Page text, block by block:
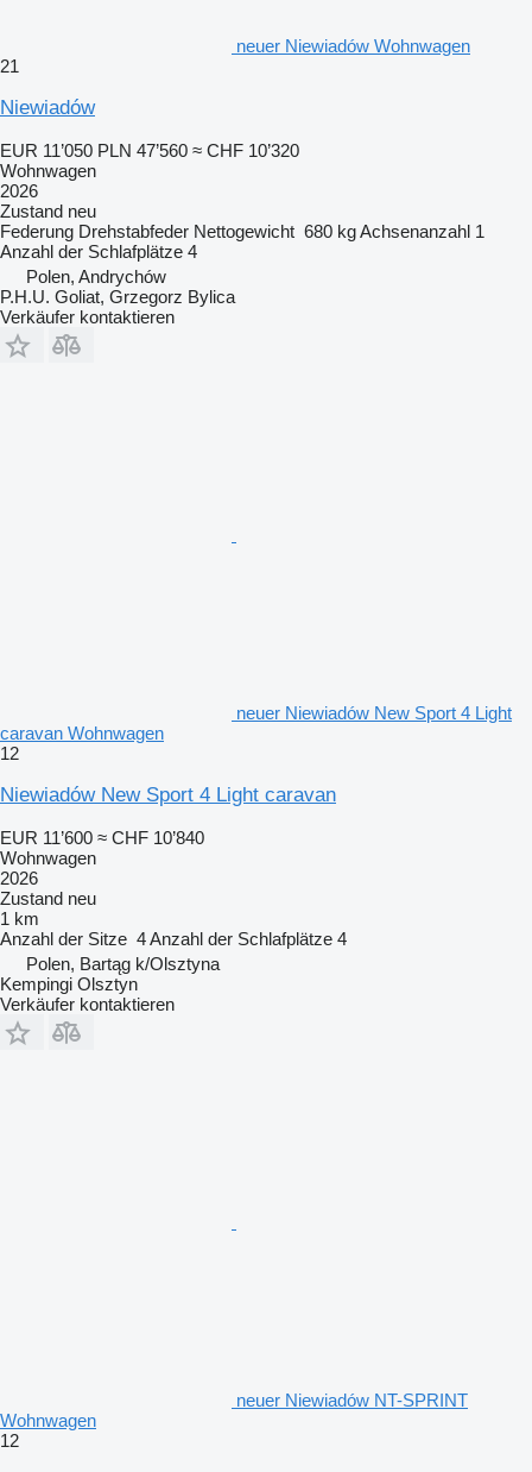
neuer Niewiadów Wohnwagen
21
Niewiadów
EUR 11’050 PLN 47’560 ≈ CHF 10’320
Wohnwagen
2026
Zustand neu
Federung Drehstabfeder Nettogewicht 680 kgAchsenanzahl 1
Anzahl der Schlafplätze 4
Polen, Andrychów
P.H.U. Goliat, Grzegorz Bylica
Verkäufer kontaktieren
neuer Niewiadów New Sport 4 Light
caravan Wohnwagen
12
Niewiadów New Sport 4 Light caravan
EUR 11’600 ≈ CHF 10’840
Wohnwagen
2026
Zustand neu
1 km
Anzahl der Sitze 4Anzahl der Schlafplätze 4
Polen, Bartąg k/Olsztyna
Kempingi Olsztyn
Verkäufer kontaktieren
neuer Niewiadów NT-SPRINT
Wohnwagen
12